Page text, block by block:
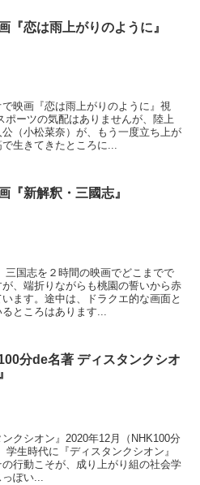
『恋は雨上がりのように』
映画『恋は雨上がりのように』視
ポーツの気配はありませんが、陸上
（小松菜奈）が、もう一度立ち上が
生きてきたところに...
『新解釈・三國志』
三国志を２時間の映画でどこまでで
、端折りながらも桃園の誓いから赤
ます。途中は、ドラクエ的な画面と
ところはあります...
100分de名著 ディスタンクシオ
クシオン』2020年12月（NHK100分
生時代に『ディスタンクシオン』
行動こそが、成り上がり組の社会学
ぽい...